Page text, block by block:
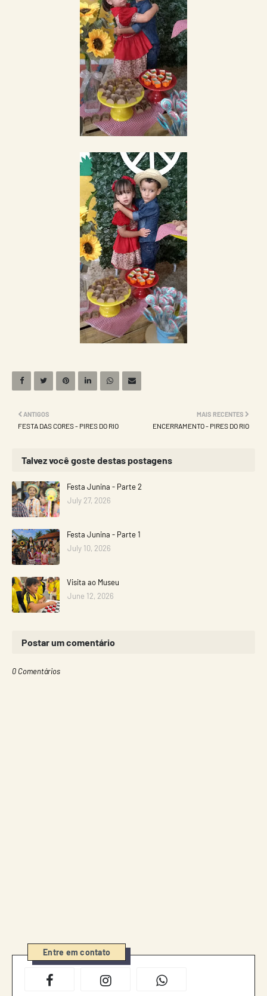
MAIS RECENTES
ENCERRAMENTO - PIRES DO RIO
ANTIGOS
FESTA DAS CORES - PIRES DO RIO
Talvez você goste destas postagens
Festa Junina - Parte 2
July 27, 2026
Festa Junina - Parte 1
July 10, 2026
Visita ao Museu
June 12, 2026
Postar um comentário
0 Comentários
Entre em contato